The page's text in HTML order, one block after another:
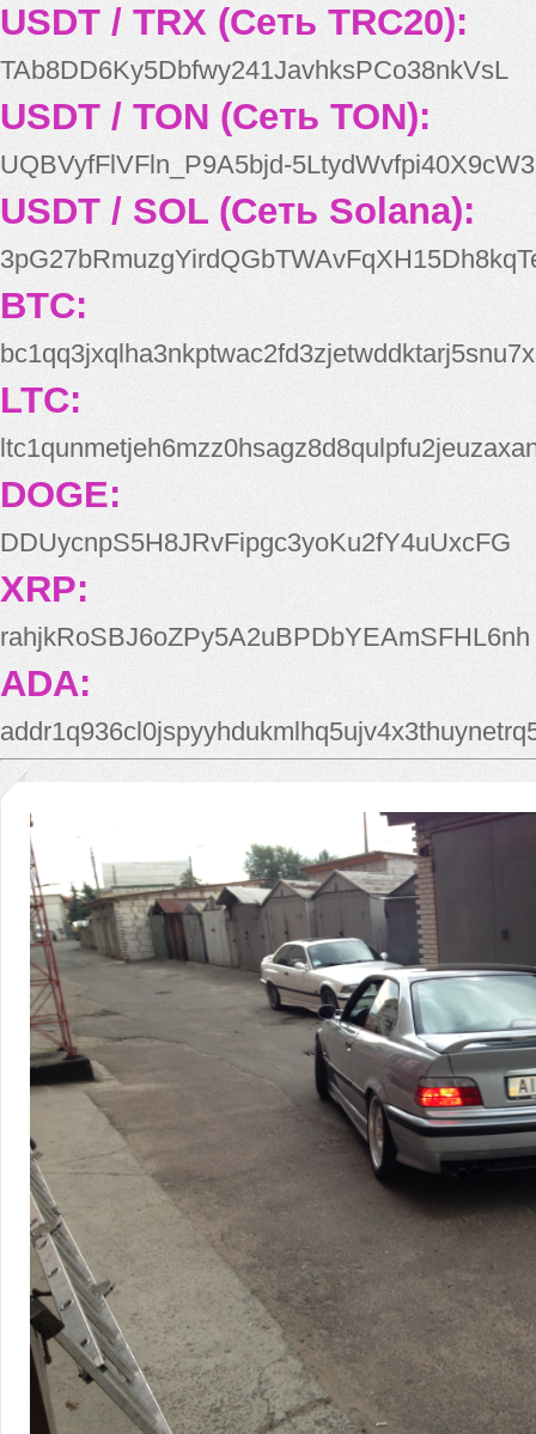
USDT / TRX (Сеть TRC20):
TAb8DD6Ky5Dbfwy241JavhksPCo38nkVsL
USDT / TON (Сеть TON):
UQBVyfFlVFln_P9A5bjd-
USDT / SOL (Сеть Solana):
BTC:
bc1qq3jxqlha3nkptwac2fd3zjetwddktarj5snu7x
LTC:
DOGE:
DDUycnpS5H8JRvFipgc3yoKu2fY4uUxcFG
XRP:
rahjkRoSBJ6oZPy5A2uBPDbYEAmSFHL6nh
ADA: